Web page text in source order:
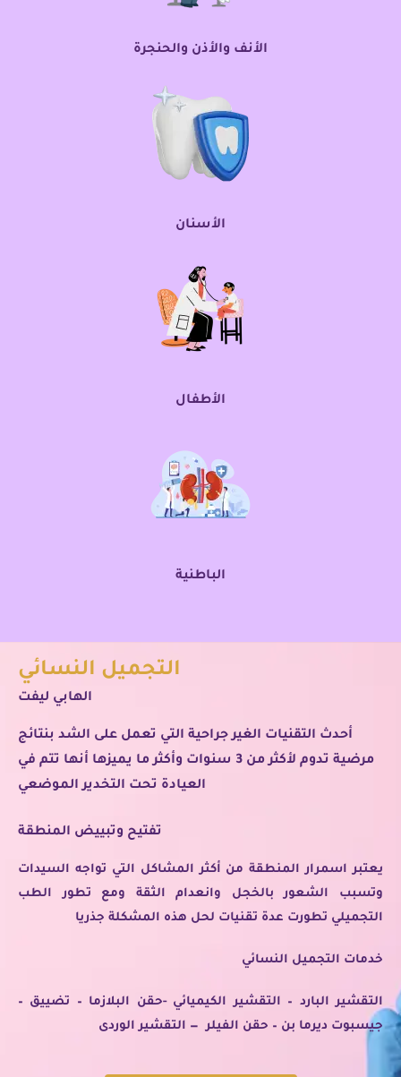
الأنف والأذن والحنجرة
الأسنان
الأطفال
الباطنية
التجميل النسائي
الهابي ليفت
أحدث التقنيات الغير جراحية التي تعمل على الشد بنتائج
مرضية تدوم لأكثر من 3 سنوات وأكثر ما يميزها أنها تتم في
العيادة تحت التخدير الموضعي
تفتيح وتبييض المنطقة
يعتبر اسمرار المنطقة من أكثر المشاكل التي تواجه السيدات
وتسبب الشعور بالخجل وانعدام الثقة ومع تطور الطب
التجميلي تطورت عدة تقنيات لحل هذه المشكلة جذريا
خدمات التجميل النسائي
التقشير البارد – التقشير الكيميائي -حقن البلازما – تضييق –
جيسبوت ديرما بن – حقن الفيلر — التقشير الوردى